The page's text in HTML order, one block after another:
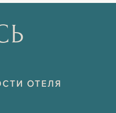
СТИ ОТЕЛЯ